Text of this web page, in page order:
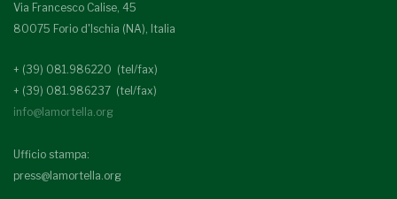
Via Francesco Calise, 45
80075 Forio d'Ischia (NA), Italia
+ (39) 081.986220 (tel/fax)
+ (39) 081.986237 (tel/fax)
info@lamortella.org
Ufficio stampa:
press@lamortella.org